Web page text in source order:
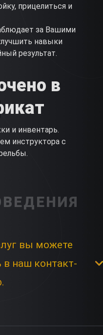
прицелиться и
за Вашими
навыки
результат.
в
и инвентарь.
инструктора с
вы можете
в наш контакт-